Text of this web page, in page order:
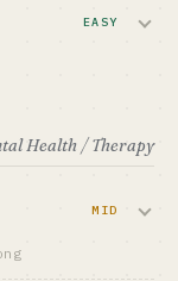
提名
）
話。
EASY
Health / Therapy
MID